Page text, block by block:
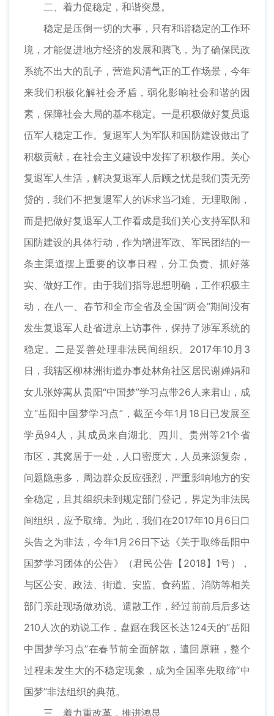
二、着力促稳定，和谐突显。
稳定是压倒一切的大事，只有和谐稳定的工作环
境，才能促进地方经济的发展和腾飞，为了确保民政
系统不出大的乱子，营造风清气正的工作场景，今年
来我们积极化解社会矛盾，弱化影响社会和谐的因
素，保障社会大局的基本稳定。一是积极做好复员退
伍军人稳定工作。复退军人为军队和国防建设做出了
积极贡献，在社会主义建设中发挥了积极作用。关心
复退军人生活，解决复退军人后顾之忧是我们责无旁
贷的，我们不把复退军人的诉求当刁难、无理取闹，
而是把做好复退军人工作看成是我们关心支持军队和
国防建设的具体行动，作为增进军政、军民团结的一
条主渠道摆上重要的议事日程，分工负责、抓好落
实、做好工作。由于我们指导思想明确，工作积极主
动，在八一、春节和全市全省及全国“两会”期间没有
发生复退军人赴省进京上访事件，保持了涉军系统的
稳定。二是妥善处理非法民间组织。2017年10月3
日，我辖区柳林洲街道办事处林角社区居民谢婵娟和
女儿张婷寓从贵阳“中国梦”学习点带26人来君山，成
立“岳阳中国梦学习点”，截至今年1月18日已发展至
学员94人，其成员来自湖北、四川、贵州等21个省
市区，其窝居于一处，人口密度大，人员来源复杂，
问题隐患多，周边群众反应强烈，严重影响地方的安
全稳定，且其组织未到规定部门登记，界定为非法民
间组织，应予取缔。为此，我们在2017年10月6日口
头告之为非法，今年1月26日下达《关于取缔岳阳中
国梦学习团体的公告》（君民公告【2018】1号），
与区公安、政法、街道、安监、食药监、消防等相关
部门亲赴现场做劝说、遣散工作，经过前前后后多达
210人次的劝说工作，盘踞在我区长达124天的“岳阳
中国梦学习点”在春节前全面解散，遣回原籍，整个
过程未发生大的不稳定现象，成为全国率先取缔“中
国梦”非法组织的典范。
三、着力重改革，推进鸿显